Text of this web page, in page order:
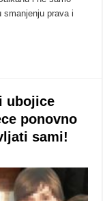
smanjenju prava i
ubojice
ponovno
sami!